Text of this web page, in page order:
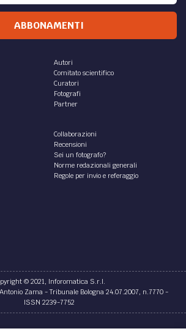
ABBONAMENTI
Autori
Comitato scientifico
Curatori
Fotografi
Partner
Collaborazioni
Recensioni
Sei un fotografo?
Norme redazionali generali
Regole per invio e referaggio
© 2021, Inforomatica S.r.l.
Zama - Tribunale Bologna 24.07.2007, n.7770 -
ISSN 2239-7752